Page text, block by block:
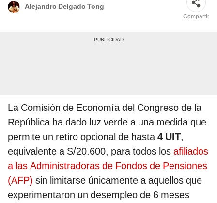
Alejandro Delgado Tong
Compartir
La Comisión de Economía del Congreso de la
República ha dado luz verde a una medida que
permite un retiro opcional de hasta4 UIT,
equivalente a S/20.600, para todos los afiliados
a las Administradoras de Fondos de Pensiones
(AFP) sin limitarse únicamente a aquellos que
experimentaron un desempleo de 6 meses